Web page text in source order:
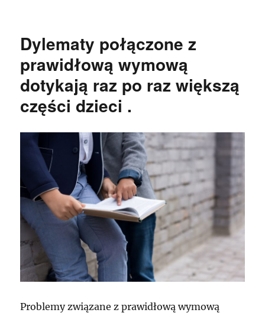
Dylematy połączone z
prawidłową wymową
dotykają raz po raz większą
części dzieci .
Problemy związane z prawidłową wymową